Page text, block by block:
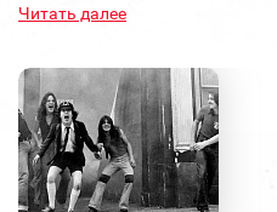
Читать далее